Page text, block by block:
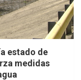
estado de
medidas